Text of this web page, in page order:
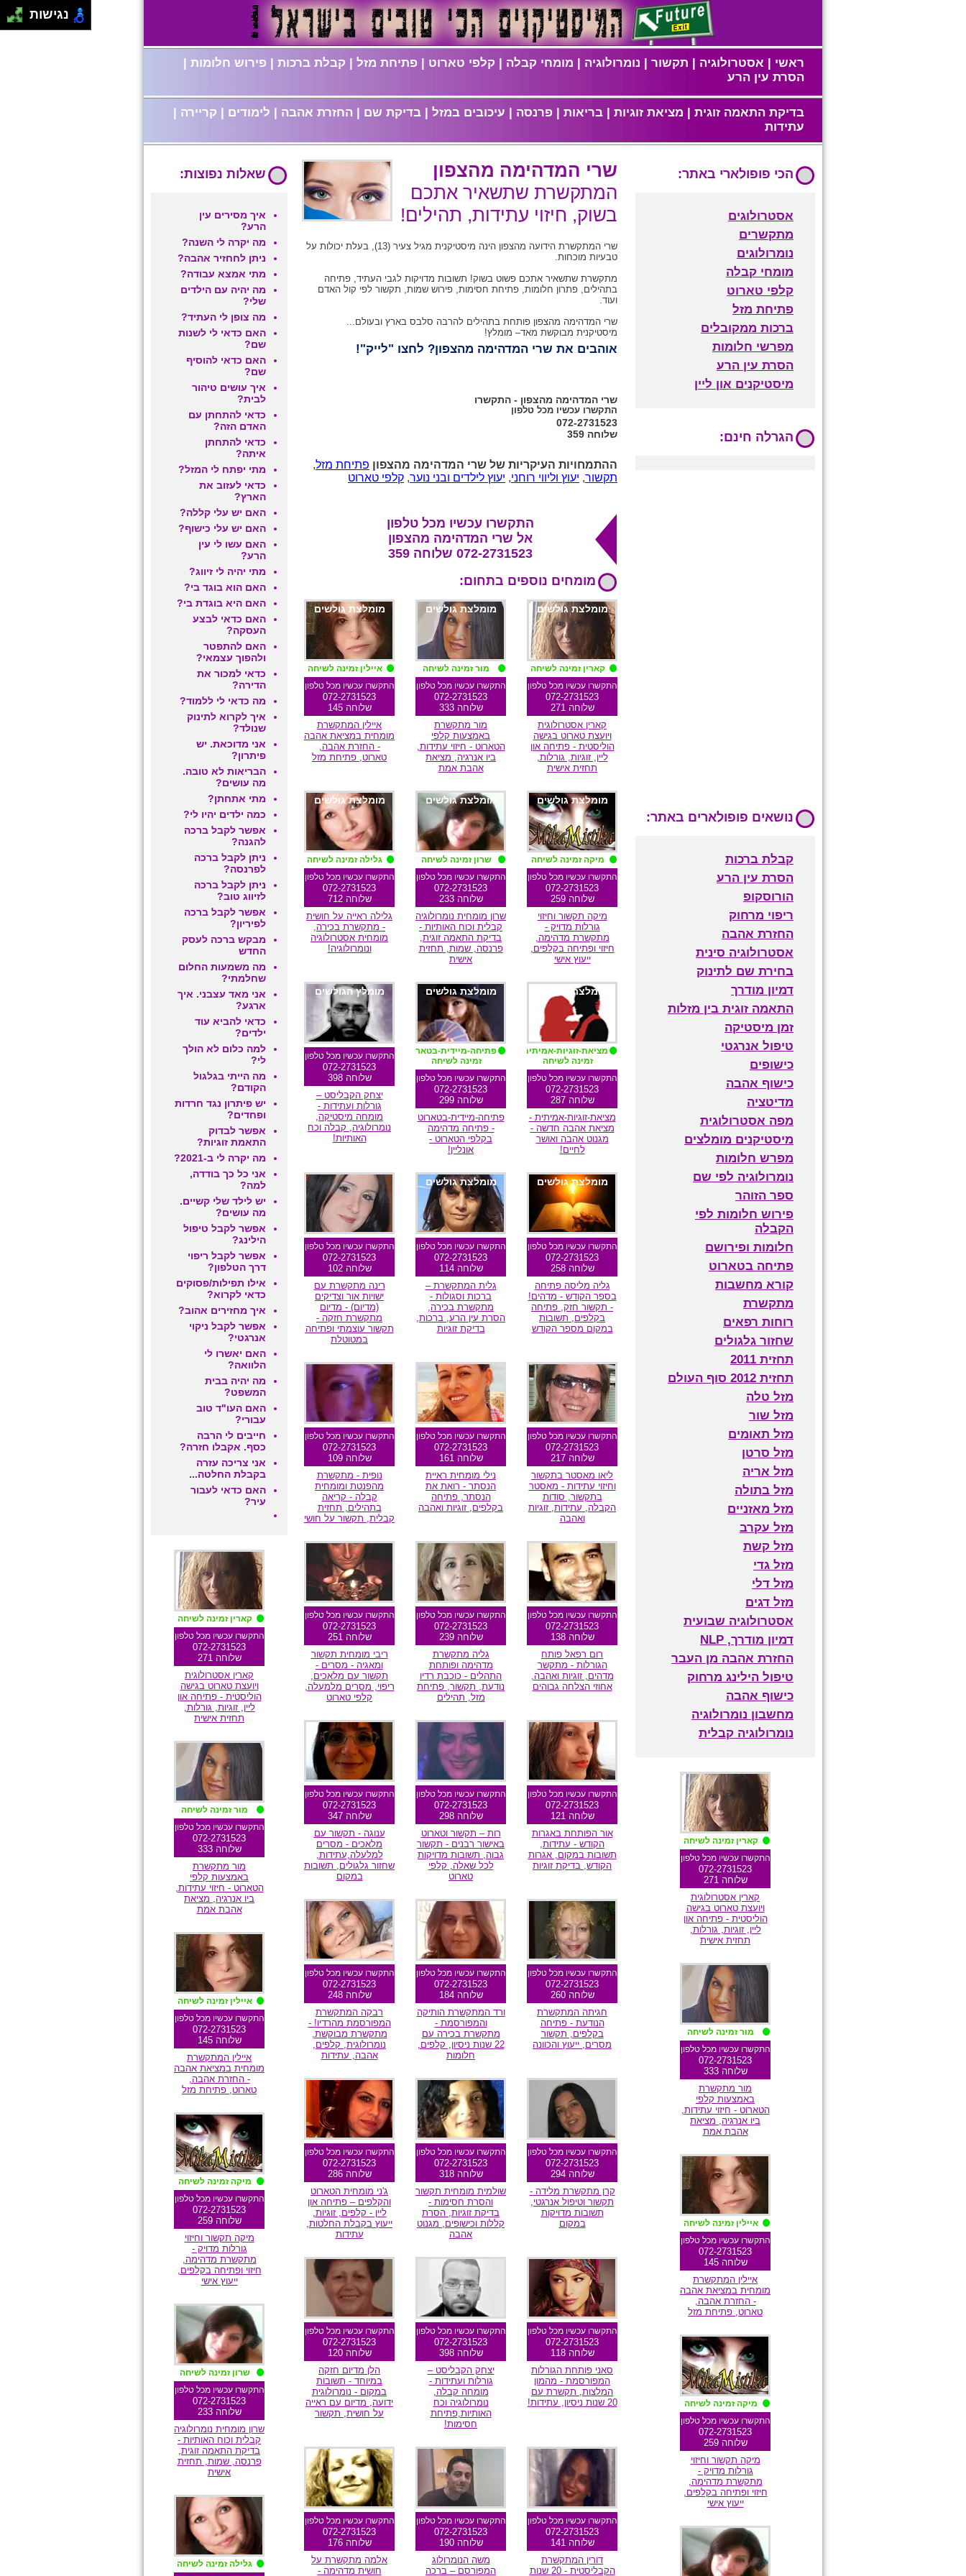
ראשי | אסטרולוגיה | תקשור | נומרולוגיה | מומחי קבלה | קלפי טארוט | פתיחת מזל | קבלת ברכות | פירוש חלומות |
הסרת עין הרע
בדיקת התאמה זוגית | מציאת זוגיות | בריאות | פרנסה | עיכובים במזל | בדיקת שם | החזרת אהבה | לימודים | קריירה |
עתידות
שרי המדהימה מהצפון
המתקשרת שתשאיר אתכם
בשוק, חיזוי עתידות, תהילים!
שרי המתקשרת הידועה מהצפון הינה מיסטיקנית מגיל צעיר (13), בעלת יכולות על
טבעיות מוכחות.
מתקשרת שתשאיר אתכם פשוט בשוק! תשובות מדויקות לגבי העתיד, פתיחה
בתהילים, פתרון חלומות, פתיחת חסימות, פירוש שמות, תקשור לפי קול האדם
ועוד.
שרי המדהימה מהצפון פותחת בתהילים להרבה סלבס בארץ ובעולם...
מיסטיקנית מבוקשת מאד– מומלץ!
אוהבים את שרי המדהימה מהצפון? לחצו "לייק"!
שרי המדהימה מהצפון - התקשרו
התקשרו עכשיו מכל טלפון
072-2731523
שלוחה 359
ההתמחויות העיקריות של שרי המדהימה מהצפון פתיחת מזל,
תקשור, יעוץ וליווי רוחני, יעוץ לילדים ובני נוער, קלפי טארוט
התקשרו עכשיו מכל טלפון
אל שרי המדהימה מהצפון
072-2731523 שלוחה 359
מומחים נוספים בתחום:
מומלצת גולשים
קארין זמינה לשיחה
התקשרו עכשיו מכל טלפון
072-2731523
שלוחה 271
קארין אסטרולוגית
ויועצת טארוט בגישה
הוליסטית - פתיחה און
ליין, זוגיות, גורלות,
תחזית אישית
מומלצת גולשים
מור זמינה לשיחה
התקשרו עכשיו מכל טלפון
072-2731523
שלוחה 333
מור מתקשרת
באמצעות קלפי
הטארוט - חיזוי עתידות,
ביו אנרגיה, מציאת
אהבת אמת
מומלצת גולשים
איילין זמינה לשיחה
התקשרו עכשיו מכל טלפון
072-2731523
שלוחה 145
איילין המתקשרת
מומחית במציאת אהבה
- החזרת אהבה,
טארוט, פתיחת מזל
מומלצת גולשים
מיקה זמינה לשיחה
התקשרו עכשיו מכל טלפון
072-2731523
שלוחה 259
מיקה תקשור וחיזוי
גורלות מדויק -
מתקשרת מדהימה,
חיזוי ופתיחה בקלפים,
ייעוץ אישי
מומלצת גולשים
שרון זמינה לשיחה
התקשרו עכשיו מכל טלפון
072-2731523
שלוחה 233
שרון מומחית נומרולוגיה
קבלית וכוח האותיות -
בדיקת התאמה זוגית,
פרנסה, שמות, תחזית
אישית
מומלצת גולשים
גלילה זמינה לשיחה
התקשרו עכשיו מכל טלפון
072-2731523
שלוחה 712
גלילה ראייה על חושית
- מתקשרת בכירה,
מומחית אסטרולוגיה
ונומרולוגיה!
מומלצת גולשים
מציאת-זוגיות-אמיתית
זמינה לשיחה
התקשרו עכשיו מכל טלפון
072-2731523
שלוחה 287
מציאת-זוגיות-אמיתית -
מציאת אהבה חדשה -
מגנוט אהבה ואושר
לחיים!
מומלצת גולשים
פתיחה-מיידית-בטארוט
זמינה לשיחה
התקשרו עכשיו מכל טלפון
072-2731523
שלוחה 299
פתיחה-מיידית-בטארוט
- פתיחה מדהימה
בקלפי הטארוט -
אונליין!
מומלץ הגולשים
התקשרו עכשיו מכל טלפון
072-2731523
שלוחה 398
יצחק הקבליסט –
גורלות ועתידות -
מומחה מיסטיקה,
נומרולוגיה, קבלה וכח
האותיות!
מומלצת גולשים
התקשרו עכשיו מכל טלפון
072-2731523
שלוחה 258
גליה מליסה פתיחה
בספר הקודש - מדהים!
- תקשור חזק, פתיחה
בקלפים, תשובות
במקום מספר הקודש
מומלצת גולשים
התקשרו עכשיו מכל טלפון
072-2731523
שלוחה 114
גלית המתקשרת –
ברכות וסגולות -
מתקשרת בכירה,
הסרת עין הרע, ברכות,
בדיקת זוגיות
מומלצת גולשים
התקשרו עכשיו מכל טלפון
072-2731523
שלוחה 102
רינה מתקשרת עם
ישויות אור וצדיקים
(מדיום) - מדיום
מתקשרת חזקה -
תקשור עוצמתי ופתיחה
במטוטלת
מומלץ הגולשים
התקשרו עכשיו מכל טלפון
072-2731523
שלוחה 217
ליאו מאסטר בתקשור
וחיזוי עתידות - מאסטר
בתקשור, סודות
הקבלה, עתידות, זוגיות
ואהבה
מומלצת גולשים
התקשרו עכשיו מכל טלפון
072-2731523
שלוחה 161
נילי מומחית ראיית
הנסתר - רואת את
הנסתר, פתיחה
בקלפים, זוגיות ואהבה
מומלצת גולשים
התקשרו עכשיו מכל טלפון
072-2731523
שלוחה 109
נופית - מתקשרת
מהפנטת ומומחית
קבלה - קריאה
בתהילים, תחזית
קבלית, תקשור על חושי
מומלץ הגולשים
התקשרו עכשיו מכל טלפון
072-2731523
שלוחה 138
רום רפאל פותח
הגורלות - מתקשר
מדהים, זוגיות ואהבה,
אחוזי הצלחה גבוהים
מומלצת גולשים
התקשרו עכשיו מכל טלפון
072-2731523
שלוחה 239
גליה מתקשרת
מדהימה ופותחת
התהלים - כוכבת רדיו
נודעת, תקשור, פתיחת
מזל, תהילים
מומלצת גולשים
התקשרו עכשיו מכל טלפון
072-2731523
שלוחה 251
ריבי מומחית תקשור
ומאגיה - מסרים -
תקשור עם מלאכים,
ריפוי, מסרים מלמעלה,
קלפי טארוט
מומלצת גולשים
התקשרו עכשיו מכל טלפון
072-2731523
שלוחה 121
אור הפותחת באגרות
הקודש - עתידות,
תשובות במקום, אגרות
הקודש, בדיקת זוגיות
מומלצת גולשים
התקשרו עכשיו מכל טלפון
072-2731523
שלוחה 298
רות – תקשור וטארוט
באישור רבנים - תקשור
גבוה, תשובות מדויקות
לכל שאלה, קלפי
טארוט
מומלצת גולשים
התקשרו עכשיו מכל טלפון
072-2731523
שלוחה 347
ענוגה - תקשור עם
מלאכים - מסרים
למלעלה,עתידות,
שחזור גלגולים, תשובות
במקום
מומלצת גולשים
התקשרו עכשיו מכל טלפון
072-2731523
שלוחה 260
חגיתה המתקשרת
הנודעת - פתיחה
בקלפים, תקשור
מסרים, ייעוץ והכוונה
מומלצת גולשים
התקשרו עכשיו מכל טלפון
072-2731523
שלוחה 184
ורד המתקשרת הותיקה
והמפורסמת -
מתקשרת בכירה עם
22 שנות ניסיון, קלפים,
חלומות
מומלצת גולשים
התקשרו עכשיו מכל טלפון
072-2731523
שלוחה 248
רבקה המתקשרת
המפורסמת מהרדיו! -
מתקשרת מבוקשת,
נומרולוגית, קלפים,
אהבה, עתידות
מומלצת גולשים
התקשרו עכשיו מכל טלפון
072-2731523
שלוחה 294
קרן מתקשרת מלידה -
תקשור וטיפול אנרגטי,
תשובות מדויקות
במקום
מומלצת גולשים
התקשרו עכשיו מכל טלפון
072-2731523
שלוחה 318
שולמית מומחית תקשור
והסרת חסימות -
בדיקת זוגיות, הסרת
קללות וכישופים, מגנוט
אהבה
מומלצת גולשים
התקשרו עכשיו מכל טלפון
072-2731523
שלוחה 286
ג'ני מומחית הטארוט
והקלפים – פתיחה און
ליין - קלפים, זוגיות,
ייעוץ בקבלת החלטות,
עתידות
מומלצת גולשים
התקשרו עכשיו מכל טלפון
072-2731523
שלוחה 118
סאני פותחת הגורלות
המפורסמת - מהמון
המלצות, תקשרת עם
20 שנות ניסיון, עתידות!
מומלץ הגולשים
התקשרו עכשיו מכל טלפון
072-2731523
שלוחה 398
יצחק הקבליסט –
גורלות ועתידות -
מומחה קבלה,
נומרולוגיה וכח
האותיות,פתיחת
חסימות!
מומלצת גולשים
התקשרו עכשיו מכל טלפון
072-2731523
שלוחה 120
הלן מדיום חזקה
במיוחד - תשובות
במקום - נומרולוגית
ידועה, מדיום עם ראייה
על חושית, תקשור
מומלצת גולשים
התקשרו עכשיו מכל טלפון
072-2731523
שלוחה 141
דורין המתקשרת
הקבליסטית - 20 שנות
מומלץ הגולשים
התקשרו עכשיו מכל טלפון
072-2731523
שלוחה 190
משה הנומרולוג
המפורסם – ברכה
מומלצת גולשים
התקשרו עכשיו מכל טלפון
072-2731523
שלוחה 176
אלמה מתקשרת על
חושית מדהימה -
שאלות נפוצות:
איך מסירים עין
הרע?
מה יקרה לי השנה?
ניתן לחחזיר אהבה?
מתי אמצא עבודה?
מה יהיה עם הילדים
שלי?
מה צופן לי העתיד?
האם כדאי לי לשנות
שם?
האם כדאי להוסיף
שם?
איך עושים טיהור
לבית?
כדאי להתחתן עם
האדם הזה?
כדאי להתחתן
איתה?
מתי יפתח לי המזל?
כדאי לעזוב את
הארץ?
האם יש עלי קללה?
האם יש עלי כישוף?
האם עשו לי עין
הרע?
מתי יהיה לי זיווג?
האם הוא בוגד בי?
האם היא בוגדת בי?
האם כדאי לבצע
העסקה?
האם להתפטר
ולהפוך עצמאי?
כדאי למכור את
הדירה?
מה כדאי לי ללמוד?
איך לקרוא לתינוק
שנולד?
אני מדוכאת. יש
פיתרון?
הבריאות לא טובה.
מה עושים?
מתי אתחתן?
כמה ילדים יהיו לי?
אפשר לקבל ברכה
להגנה?
ניתן לקבל ברכה
לפרנסה?
ניתן לקבל ברכה
לזיווג טוב?
אפשר לקבל ברכה
לפיריון?
מבקש ברכה לעסק
החדש
מה משמעות החלום
שחלמתי?
אני מאד עצבני. איך
ארגע?
כדאי להביא עוד
ילדים?
למה כלום לא הולך
לי?
מה הייתי בגלגול
הקודם?
יש פיתרון נגד חרדות
ופחדים?
אפשר לבדוק
התאמת זוגיות?
מה יקרה לי ב-2021?
אני כל כך בודדה,
למה?
יש לילד שלי קשיים.
מה עושים?
אפשר לקבל טיפול
הילינג?
אפשר לקבל ריפוי
דרך הטלפון?
אילו תפילות/פסוקים
כדאי לקרוא?
איך מחזירים אהוב?
אפשר לקבל ניקוי
אנרגטי?
האם יאשרו לי
הלוואה?
מה יהיה בבית
המשפט?
האם העו"ד טוב
עבורי?
חייבים לי הרבה
כסף. אקבלו חזרה?
אני צריכה עזרה
בקבלת החלטה...
האם כדאי לעבור
עיר?
מומלצת גולשים
קארין זמינה לשיחה
התקשרו עכשיו מכל טלפון
072-2731523
שלוחה 271
קארין אסטרולוגית
ויועצת טארוט בגישה
הוליסטית - פתיחה און
ליין, זוגיות, גורלות,
תחזית אישית
מומלצת גולשים
מור זמינה לשיחה
התקשרו עכשיו מכל טלפון
072-2731523
שלוחה 333
מור מתקשרת
באמצעות קלפי
הטארוט - חיזוי עתידות,
ביו אנרגיה, מציאת
אהבת אמת
מומלצת גולשים
איילין זמינה לשיחה
התקשרו עכשיו מכל טלפון
072-2731523
שלוחה 145
איילין המתקשרת
מומחית במציאת אהבה
- החזרת אהבה,
טארוט, פתיחת מזל
מומלצת גולשים
מיקה זמינה לשיחה
התקשרו עכשיו מכל טלפון
072-2731523
שלוחה 259
מיקה תקשור וחיזוי
גורלות מדויק -
מתקשרת מדהימה,
חיזוי ופתיחה בקלפים,
ייעוץ אישי
מומלצת גולשים
שרון זמינה לשיחה
התקשרו עכשיו מכל טלפון
072-2731523
שלוחה 233
שרון מומחית נומרולוגיה
קבלית וכוח האותיות -
בדיקת התאמה זוגית,
פרנסה, שמות, תחזית
אישית
מומלצת גולשים
גלילה זמינה לשיחה
הכי פופולארי באתר:
אסטרולוגים
מתקשרים
נומרולוגים
מומחי קבלה
קלפי טארוט
פתיחת מזל
ברכות ממקובלים
מפרשי חלומות
הסרת עין הרע
מיסטיקנים און ליין
הגרלה חינם:
נושאים פופולארים באתר:
קבלת ברכות
הסרת עין הרע
הורוסקופ
ריפוי מרחוק
החזרת אהבה
אסטרולוגיה סינית
בחירת שם לתינוק
דמיון מודרך
התאמה זוגית בין מזלות
זמן מיסטיקה
טיפול אנרגטי
כישופים
כישוף אהבה
מדיטציה
מפה אסטרולוגית
מיסטיקנים מומלצים
מפרש חלומות
נומרולוגיה לפי שם
ספר הזוהר
פירוש חלומות לפי
הקבלה
חלומות ופירושם
פתיחה בטארוט
קורא מחשבות
מתקשרת
רוחות רפאים
שחזור גלגולים
תחזית 2011
תחזית 2012 סוף העולם
מזל טלה
מזל שור
מזל תאומים
מזל סרטן
מזל אריה
מזל בתולה
מזל מאזניים
מזל עקרב
מזל קשת
מזל גדי
מזל דלי
מזל דגים
אסטרולוגיה שבועית
דמיון מודרך, NLP
החזרת אהבה מן העבר
טיפול הילינג מרחוק
כישוף אהבה
מחשבון נומרולוגיה
נומרולוגיה קבלית
מומלצת גולשים
קארין זמינה לשיחה
התקשרו עכשיו מכל טלפון
072-2731523
שלוחה 271
קארין אסטרולוגית
ויועצת טארוט בגישה
הוליסטית - פתיחה און
ליין, זוגיות, גורלות,
תחזית אישית
מומלצת גולשים
מור זמינה לשיחה
התקשרו עכשיו מכל טלפון
072-2731523
שלוחה 333
מור מתקשרת
באמצעות קלפי
הטארוט - חיזוי עתידות,
ביו אנרגיה, מציאת
אהבת אמת
מומלצת גולשים
איילין זמינה לשיחה
התקשרו עכשיו מכל טלפון
072-2731523
שלוחה 145
איילין המתקשרת
מומחית במציאת אהבה
- החזרת אהבה,
טארוט, פתיחת מזל
מומלצת גולשים
מיקה זמינה לשיחה
התקשרו עכשיו מכל טלפון
072-2731523
שלוחה 259
מיקה תקשור וחיזוי
גורלות מדויק -
מתקשרת מדהימה,
חיזוי ופתיחה בקלפים,
ייעוץ אישי
מומלצת גולשים
נגישות